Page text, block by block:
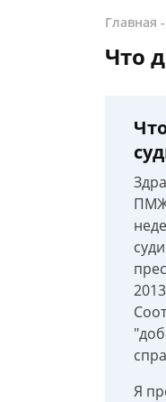
Главная -
Что
Я